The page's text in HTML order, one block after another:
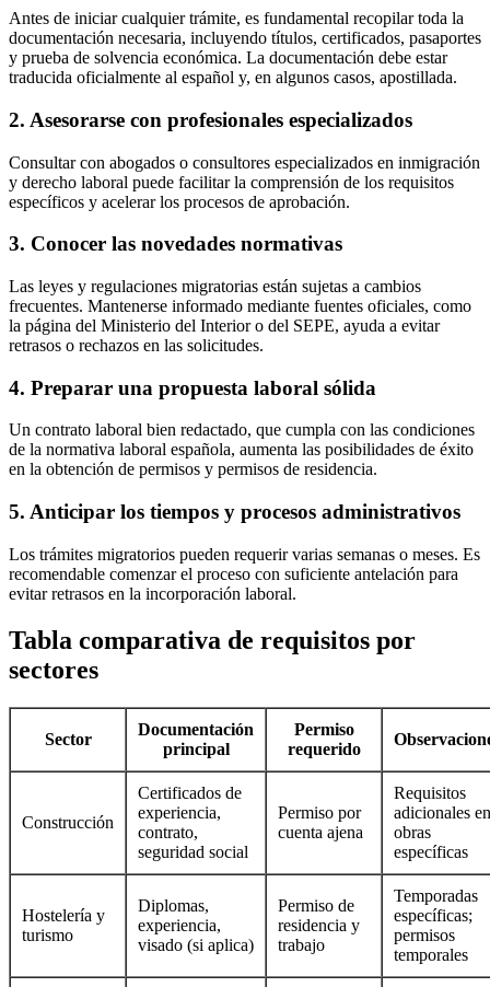
Antes de iniciar cualquier trámite, es fundamental recopilar toda la
documentación necesaria, incluyendo títulos, certificados, pasaportes
y prueba de solvencia económica. La documentación debe estar
traducida oficialmente al español y, en algunos casos, apostillada.
2. Asesorarse con profesionales especializados
Consultar con abogados o consultores especializados en inmigración
y derecho laboral puede facilitar la comprensión de los requisitos
específicos y acelerar los procesos de aprobación.
3. Conocer las novedades normativas
Las leyes y regulaciones migratorias están sujetas a cambios
frecuentes. Mantenerse informado mediante fuentes oficiales, como
la página del Ministerio del Interior o del SEPE, ayuda a evitar
retrasos o rechazos en las solicitudes.
4. Preparar una propuesta laboral sólida
Un contrato laboral bien redactado, que cumpla con las condiciones
de la normativa laboral española, aumenta las posibilidades de éxito
en la obtención de permisos y permisos de residencia.
5. Anticipar los tiempos y procesos administrativos
Los trámites migratorios pueden requerir varias semanas o meses. Es
recomendable comenzar el proceso con suficiente antelación para
evitar retrasos en la incorporación laboral.
Tabla comparativa de requisitos por
sectores
Sector
Documentación
principal
Permiso
requerido
Construcción
Certificados de
experiencia,
contrato,
seguridad social
Permiso por
cuenta ajena
Requisitos
adicionales en
obras
específicas
Hostelería y
turismo
Diplomas,
experiencia,
visado (si aplica)
Permiso de
residencia y
trabajo
Temporadas
específicas;
permisos
temporales